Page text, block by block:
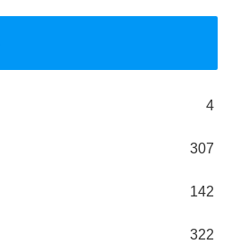
4
307
142
322